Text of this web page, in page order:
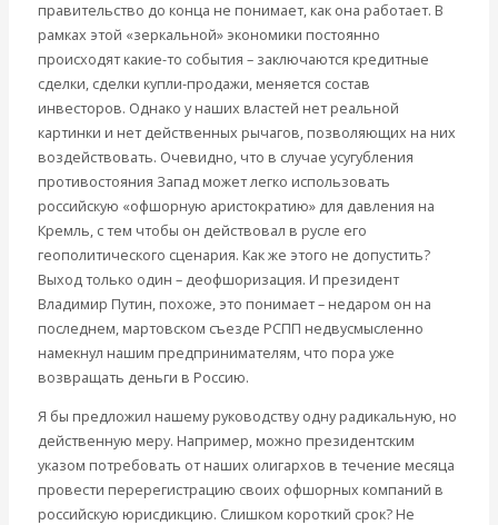
правительство до конца не понимает, как она работает. В
рамках этой «зеркальной» экономики постоянно
происходят какие-то события – заключаются кредитные
сделки, сделки купли-продажи, меняется состав
инвесторов. Однако у наших властей нет реальной
картинки и нет действенных рычагов, позволяющих на них
воздействовать. Очевидно, что в случае усугубления
противостояния Запад может легко использовать
российскую «офшорную аристократию» для давления на
Кремль, с тем чтобы он действовал в русле его
геополитического сценария. Как же этого не допустить?
Выход только один – деофшоризация. И президент
Владимир Путин, похоже, это понимает – недаром он на
последнем, мартовском съезде РСПП недвусмысленно
намекнул нашим предпринимателям, что пора уже
возвращать деньги в Россию.
Я бы предложил нашему руководству одну радикальную, но
действенную меру. Например, можно президентским
указом потребовать от наших олигархов в течение месяца
провести перерегистрацию своих офшорных компаний в
российскую юрисдикцию. Слишком короткий срок? Не